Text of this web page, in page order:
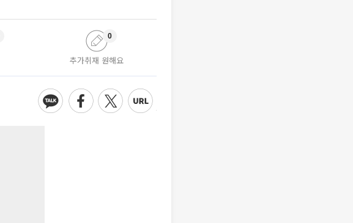
추가취재 원해요
0